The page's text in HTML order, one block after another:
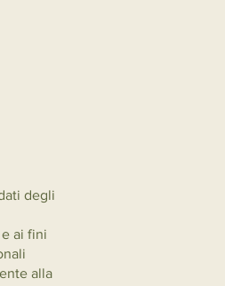
degli
ai fini
alla